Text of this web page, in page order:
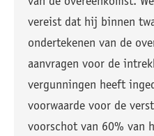
vereist dat hij binnen
ondertekenen van de
aanvragen voor de
vergunningen heeft
voorwaarde voor de
voorschot van 60% van